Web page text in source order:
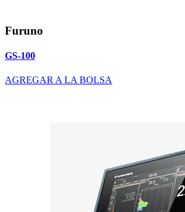
Furuno
GS-100
AGREGAR A LA BOLSA